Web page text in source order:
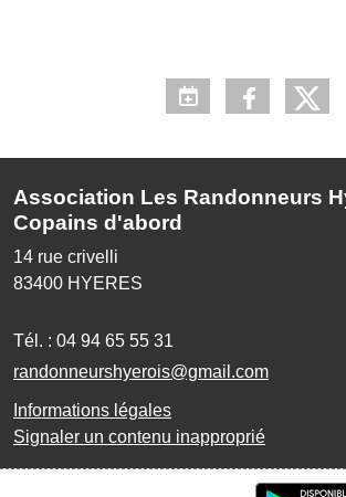
Association Les Randonneurs
Copains d'abord
14 rue crivelli
83400 HYERES
Tél. : 04 94 65 55 31
randonneurshyerois@gmail.com
Informations légales
Signaler un contenu inapproprié